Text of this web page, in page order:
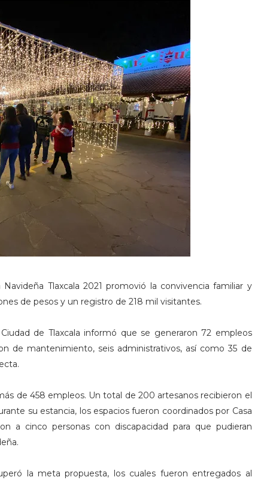
Navideña Tlaxcala 2021 promovió la convivencia familiar y
de pesos y un registro de 218 mil visitantes.
de Tlaxcala informó que se generaron 72 empleos
de mantenimiento, seis administrativos, así como 35 de
de 458 empleos. Un total de 200 artesanos recibieron el
su estancia, los espacios fueron coordinados por Casa
a cinco personas con discapacidad para que pudieran
la meta propuesta, los cuales fueron entregados al